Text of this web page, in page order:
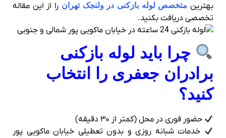
بهترین متخصص لوله بازکنی در ولنجک تهران را از این مقاله
تخصصی دریافت بکنید.
چرا باید لوله بازکنی
برادران جعفری را انتخاب
کنید؟
حضور فوری در محل (کمتر از ۳۰ دقیقه)
خدمات شبانه‌ روزی و بدون تعطیلی خیابان ماکویی پور